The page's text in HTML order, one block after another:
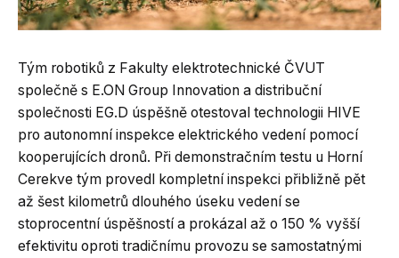
Tým robotiků z Fakulty elektrotechnické ČVUT
společně s E.ON Group Innovation a distribuční
společnosti EG.D úspěšně otestoval technologii HIVE
pro autonomní inspekce elektrického vedení pomocí
kooperujících dronů. Při demonstračním testu u Horní
Cerekve tým provedl kompletní inspekci přibližně pět
až šest kilometrů dlouhého úseku vedení se
stoprocentní úspěšností a prokázal až o 150 % vyšší
efektivitu oproti tradičnímu provozu se samostatnými